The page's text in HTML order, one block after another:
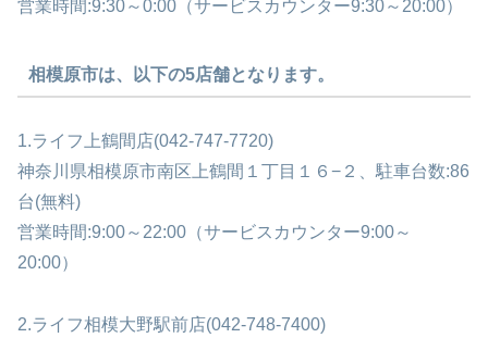
営業時間:9:30～0:00（サービスカウンター9:30～20:00）
相模原市は、以下の5店舗となります。
1.ライフ上鶴間店(042-747-7720)
神奈川県相模原市南区上鶴間１丁目１６−２、駐車台数:86
台(無料)
営業時間:9:00～22:00（サービスカウンター9:00～
20:00）
2.ライフ相模大野駅前店(042-748-7400)